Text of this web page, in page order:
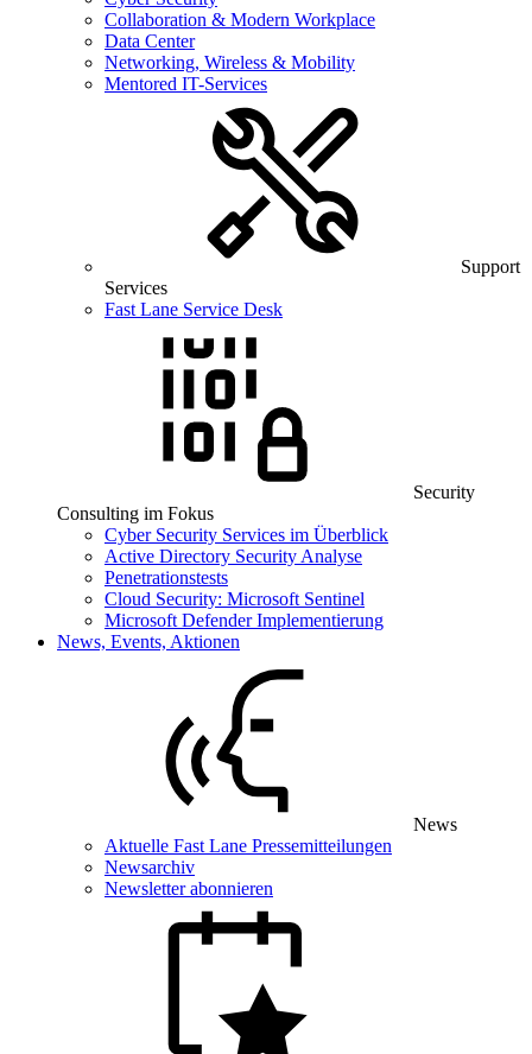
Collaboration & Modern Workplace
Data Center
Networking, Wireless & Mobility
Mentored IT-Services
Support
Services
Fast Lane Service Desk
Security
Consulting im Fokus
Cyber Security Services im Überblick
Active Directory Security Analyse
Penetrationstests
Cloud Security: Microsoft Sentinel
Microsoft Defender Implementierung
News, Events, Aktionen
News
Aktuelle Fast Lane Pressemitteilungen
Newsarchiv
Newsletter abonnieren